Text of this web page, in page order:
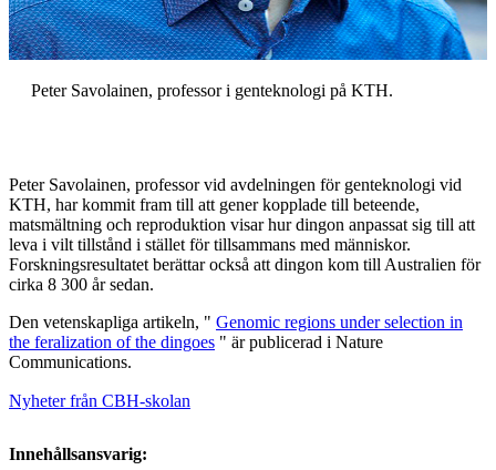
Peter Savolainen, professor i genteknologi på KTH.
Peter Savolainen, professor vid avdelningen för genteknologi vid
KTH, har kommit fram till att gener kopplade till beteende,
matsmältning och reproduktion visar hur dingon anpassat sig till att
leva i vilt tillstånd i stället för tillsammans med människor.
Forskningsresultatet berättar också att dingon kom till Australien för
cirka 8 300 år sedan.
Den vetenskapliga artikeln, " Genomic regions under selection in
the feralization of the dingoes " är publicerad i Nature
Communications.
Nyheter från CBH-skolan
Innehållsansvarig: